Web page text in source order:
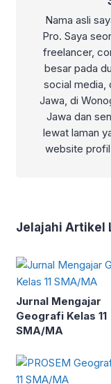
Nama asli
Pro. Saya
freelancer,
besar pada
social media,
Jawa, di
Jawa dan
lewat laman
website
Jelajahi Artikel
Jurnal Mengajar
Geografi Kelas 11
SMA/MA